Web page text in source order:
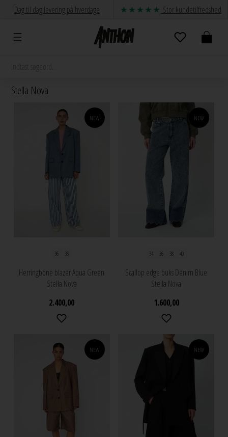
Dag til dag levering på hverdage Stor kundetilfredshed
Stella Nova
NEW
36 38
Herringbone blazer Aqua Green
Stella Nova
2.400,00
NEW
34 36 38 40
Scallop edge buks Denim Blue
Stella Nova
1.600,00
NEW NEW